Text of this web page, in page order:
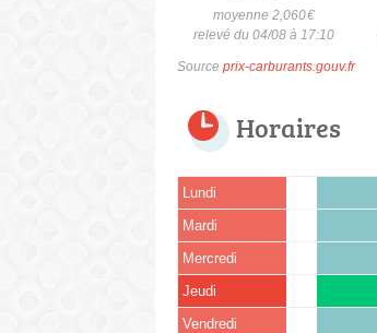
moyenne 2,060€
relevé du 04/08 à 17:10
Source prix-carburants.gouv.fr
Horaires
Lundi
Mardi
Mercredi
Jeudi
Vendredi